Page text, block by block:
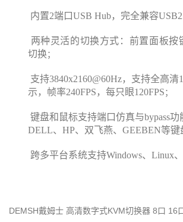
内置2端口USB Hub，完全兼容
两种灵活的切换方式：前置面板按
切换；
支持3840x2160@60Hz，支持全高清
示，帧率240FPS，每只眼120FPS ；
键盘和鼠标支持端口仿真与bypass
DELL、HP、双飞燕、GEEBEN等键
跨多平台系统支持Windows、 Linux、
DEMSH戴姆士 高清数字式KVM切换器 8口 16